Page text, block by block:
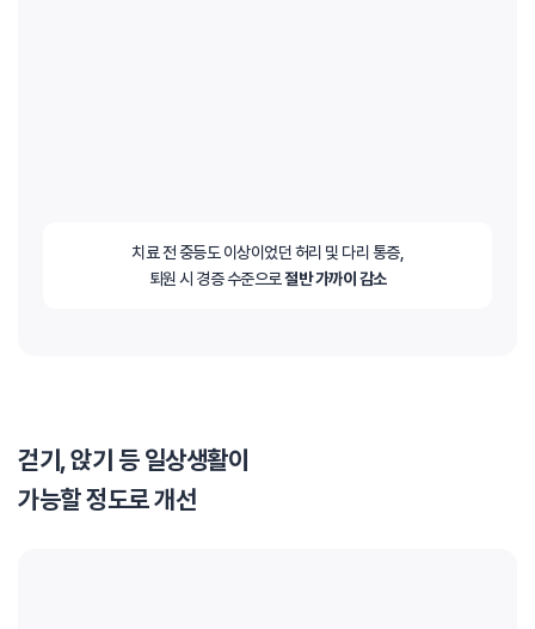
치료 전 중등도 이상이었던 허리 및 다리 통증,
퇴원 시 경증 수준으로절반 가까이 감소
걷기, 앉기 등 일상생활이
가능할 정도로 개선